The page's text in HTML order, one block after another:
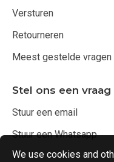
Versturen
Retourneren
Meest gestelde
Stel ons een vraag
Stuur een email
Stuur een Whatsapp
We use cookies and